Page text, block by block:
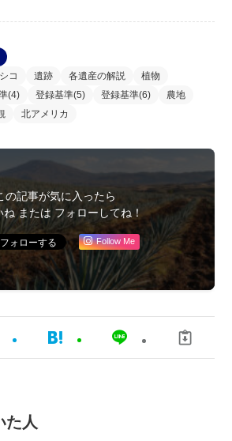
コ 遺跡 各遺産の解説
植物
(4) 登録基準(5) 登録基準(6)
農地
北アメリカ
の記事が気に入ったら
または フォローしてね！
Follow Me
た人